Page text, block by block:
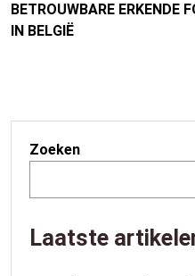
BETROUWBARE ERKENDE
IN BELGIË
Zoeken
Laatste